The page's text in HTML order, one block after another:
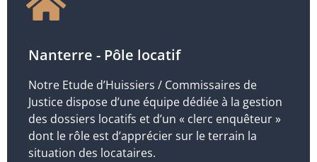
Nanterre - Pôle locatif
Notre Etude d’Huissiers / Commissaires de
Justice dispose d’une équipe dédiée à la gestion
des dossiers locatifs et d’un « clerc enquêteur »
dont le rôle est d’apprécier sur le terrain la
situation des locataires.